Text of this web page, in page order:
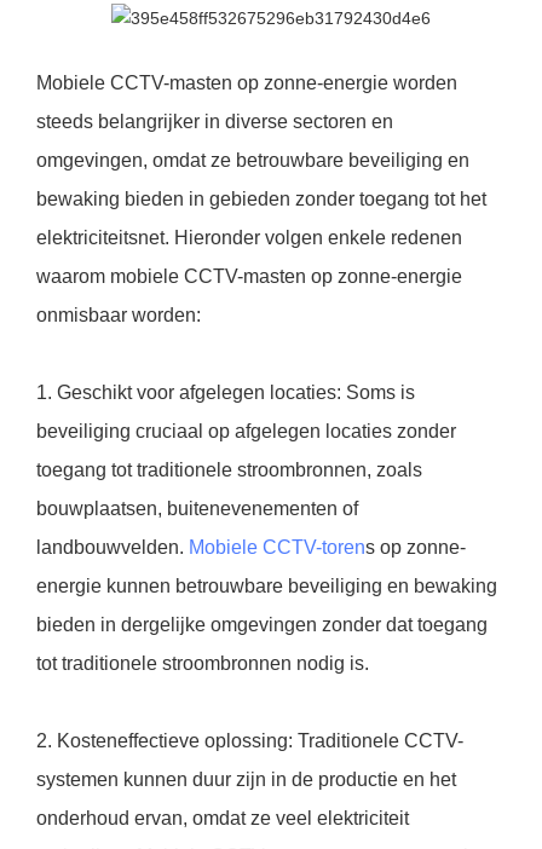
Mobiele CCTV-masten op zonne-energie worden
steeds belangrijker in diverse sectoren en
omgevingen, omdat ze betrouwbare beveiliging en
bewaking bieden in gebieden zonder toegang tot het
elektriciteitsnet. Hieronder volgen enkele redenen
waarom mobiele CCTV-masten op zonne-energie
onmisbaar worden:
1. Geschikt voor afgelegen locaties: Soms is
beveiliging cruciaal op afgelegen locaties zonder
toegang tot traditionele stroombronnen, zoals
bouwplaatsen, buitenevenementen of
landbouwvelden. Mobiele CCTV-torens op zonne-
energie kunnen betrouwbare beveiliging en bewaking
bieden in dergelijke omgevingen zonder dat toegang
tot traditionele stroombronnen nodig is.
2. Kosteneffectieve oplossing: Traditionele CCTV-
systemen kunnen duur zijn in de productie en het
onderhoud ervan, omdat ze veel elektriciteit